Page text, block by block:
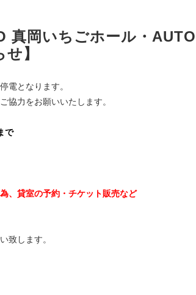
真岡いちごホール・
】
電となります。
協力をお願いいたします。
で
、貸室の予約・チケット販売など
致します。